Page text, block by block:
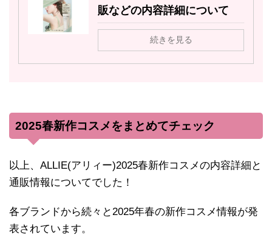
販などの内容詳細について
続きを見る
2025春新作コスメをまとめてチェック
以上、ALLIE(アリィー)2025春新作コスメの内容詳細と
通販情報についてでした！
各ブランドから続々と2025年春の新作コスメ情報が発
表されています。